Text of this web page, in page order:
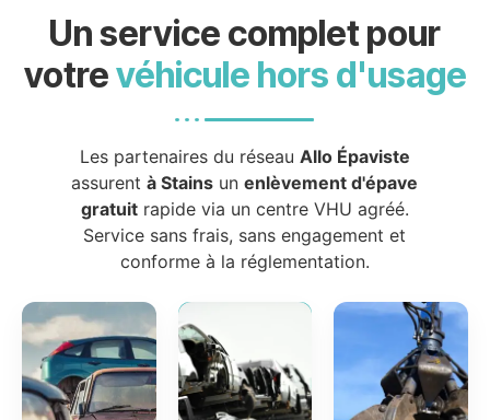
Un service complet pour
votrevéhicule hors d'usage
Les partenaires du réseau Allo Épaviste
assurentà Stains unenlèvement d'épave
gratuitrapide via un centre VHU agréé.
Service sans frais, sans engagement et
conforme à la réglementation.